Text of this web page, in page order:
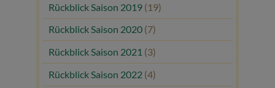
Rückblick Saison 2019 (19)
Rückblick Saison 2020 (7)
Rückblick Saison 2021 (3)
Rückblick Saison 2022 (4)